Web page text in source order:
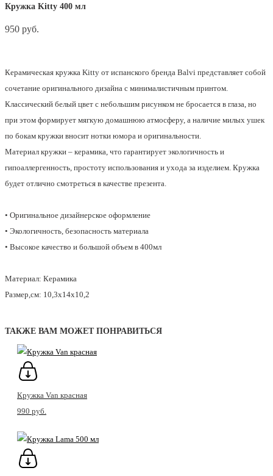
Кружка Kitty 400 мл
950 pуб.
Керамическая кружка Kitty от испанского бренда Balvi представляет собой
сочетание оригинального дизайна с минималистичным принтом.
Классический белый цвет с небольшим рисунком не бросается в глаза, но
при этом формирует мягкую домашнюю атмосферу, а наличие милых ушек
по бокам кружки вносит нотки юмора и оригинальности.
Материал кружки – керамика, что гарантирует экологичность и
гипоаллергенность, простоту использования и ухода за изделием. Кружка
будет отлично смотреться в качестве презента.
• Оригинальное дизайнерское оформление
• Экологичность, безопасность материала
• Высокое качество и большой объем в 400мл
Материал: Керамика
Размер,см: 10,3x14x10,2
ТАКЖЕ ВАМ МОЖЕТ ПОНРАВИТЬСЯ
Кружка Van красная
990 pуб.